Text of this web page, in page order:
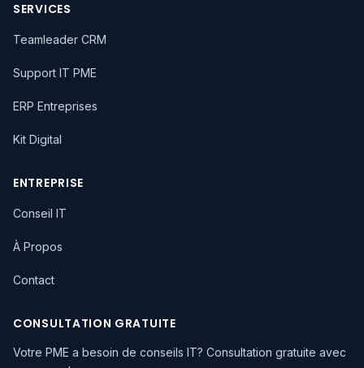
SERVICES
Teamleader CRM
Support IT PME
ERP Entreprises
Kit Digital
ENTREPRISE
Conseil IT
À Propos
Contact
CONSULTATION GRATUITE
Votre PME a besoin de conseils IT? Consultation gratuite avec